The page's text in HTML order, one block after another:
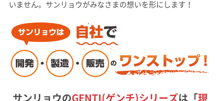
いません。サンリョウがみなさまの想いを形にします！
サンリョウのGENTI(ゲンチ)シリーズ は 「 現